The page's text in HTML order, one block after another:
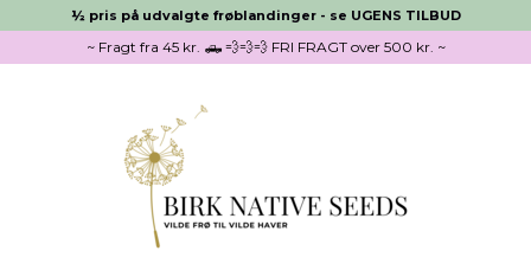
½ pris på udvalgte frøblandinger - se UGENS TILBUD
~ Fragt fra 45 kr. 🛻 💨💨💨 FRI FRAGT over 500 kr. ~